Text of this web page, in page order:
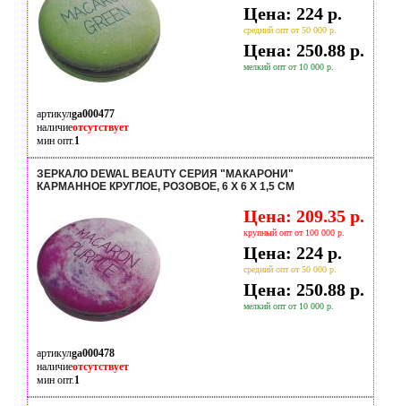
Цена: 224 р.
средний опт от 50 000 р.
Цена: 250.88 р.
мелкий опт от 10 000 р.
артикулga000477
наличиеотсутствует
мин опт.1
ЗЕРКАЛО DEWAL BEAUTY СЕРИЯ "МАКАРОНИ"
КАРМАННОЕ КРУГЛОЕ, РОЗОВОЕ, 6 Х 6 Х 1,5 СМ
Цена: 209.35 р.
крупный опт от 100 000 р.
Цена: 224 р.
средний опт от 50 000 р.
Цена: 250.88 р.
мелкий опт от 10 000 р.
артикулga000478
наличиеотсутствует
мин опт.1